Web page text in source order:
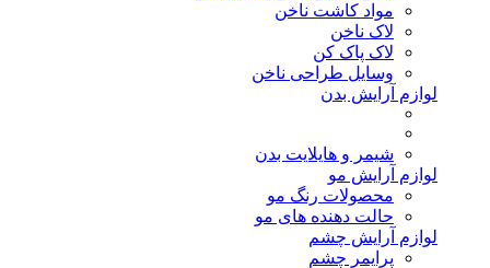
مواد کاشت ناخن
لاک ناخن
لاک پاک کن
وسایل طراحی ناخن
لوازم آرایش بدن
شیمر و هایلایت بدن
لوازم آرایش مو
محصولات رنگ مو
حالت دهنده های مو
لوازم آرایش چشم
پرایمر چشم